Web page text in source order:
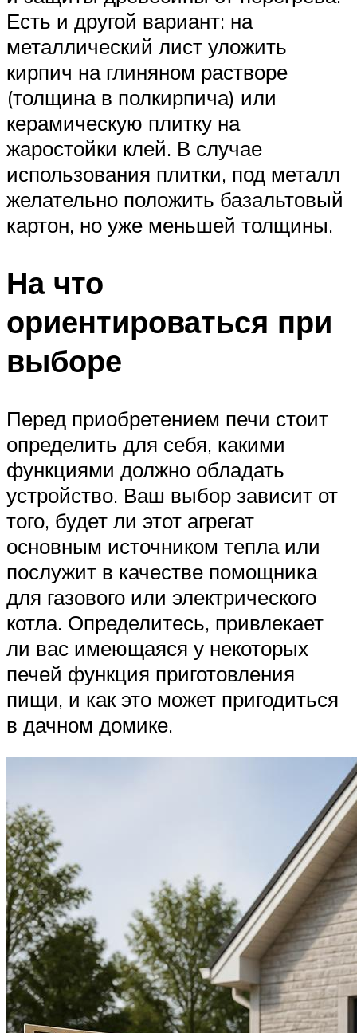
Есть и другой вариант: на
металлический лист уложить
кирпич на глиняном растворе
(толщина в полкирпича) или
керамическую плитку на
жаростойки клей. В случае
использования плитки, под металл
желательно положить базальтовый
картон, но уже меньшей толщины.
На что
ориентироваться при
выборе
Перед приобретением печи стоит
определить для себя, какими
функциями должно обладать
устройство. Ваш выбор зависит от
того, будет ли этот агрегат
основным источником тепла или
послужит в качестве помощника
для газового или электрического
котла. Определитесь, привлекает
ли вас имеющаяся у некоторых
печей функция приготовления
пищи, и как это может пригодиться
в дачном домике.